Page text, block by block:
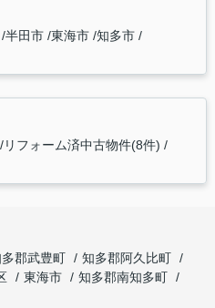
半田市 東海市 知多市
リフォーム済中古物件(8件)
郡武豊町
知多郡阿久比町
東海市
知多郡南知多町